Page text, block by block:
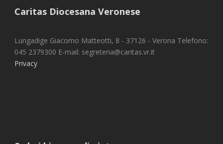
Caritas Diocesana Veronese
Lungadige Giacomo Matteotti, 8 - 37126 - Verona Telefono:
045 2379300 E-mail: segreteria@caritas.vr.it
Privacy